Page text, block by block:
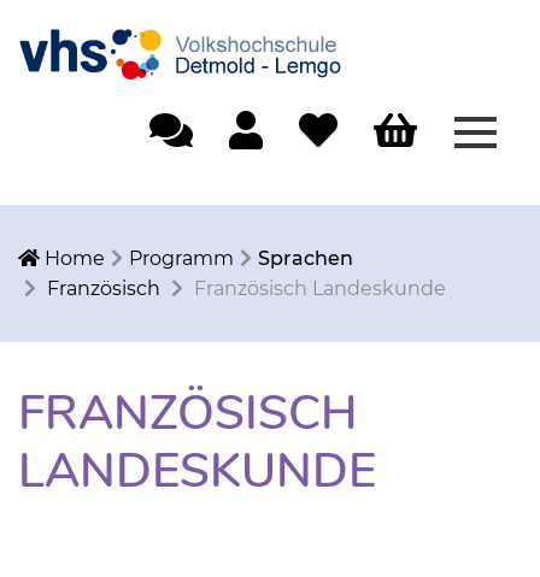
Home Programm
Sprachen
Französisch
Französisch Landeskunde
FRANZÖSISCH
LANDESKUNDE